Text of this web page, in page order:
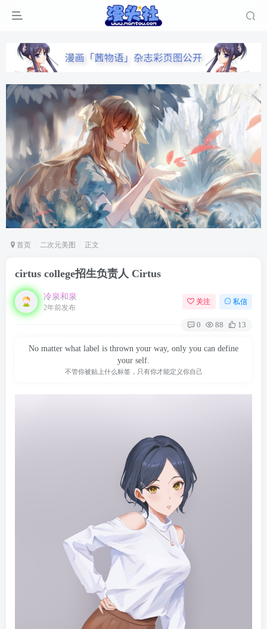
首页 二次元美图 正文
cirtus college招生负责人 Cirtus
冷泉和泉
2年前发布
关注 私信
0 88 13
No matter what label is thrown your way, only you can define
your self.
不管你被贴上什么标签，只有你才能定义你自己